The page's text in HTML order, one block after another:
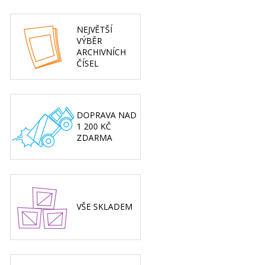
NEJVĚTŠÍ
VÝBĚR
ARCHIVNÍCH
ČÍSEL
DOPRAVA NAD
1 200 KČ
ZDARMA
VŠE SKLADEM